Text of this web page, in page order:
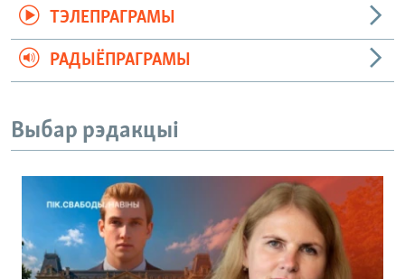
ТЭЛЕПРАГРАМЫ
РАДЫЁПРАГРАМЫ
Выбар рэдакцыі